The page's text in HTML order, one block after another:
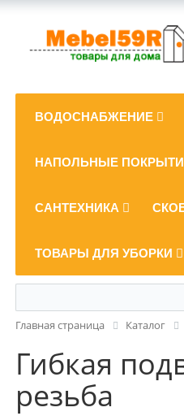
ВОДОСНАБЖЕНИЕ
НАПОЛЬНЫЕ
САНТЕХНИКА
ТОВАРЫ ДЛЯ УБОРКИ
Главная страница Каталог
Гибкая
резьба